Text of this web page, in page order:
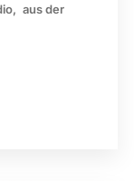
aus der